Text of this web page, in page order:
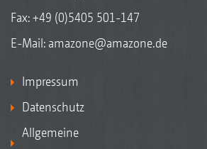
Fax: +49 (0)5405 501-147
E-Mail: amazone@amazone.de
Impressum
Datenschutz
Allgemeine